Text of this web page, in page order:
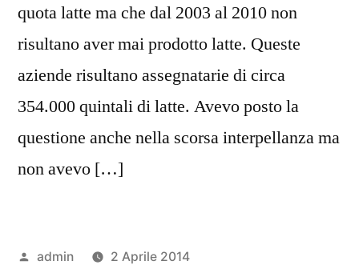
quota latte ma che dal 2003 al 2010 non
risultano aver mai prodotto latte. Queste
aziende risultano assegnatarie di circa
354.000 quintali di latte. Avevo posto la
questione anche nella scorsa interpellanza ma
non avevo […]
Pubblicato
admin
2 Aprile 2014